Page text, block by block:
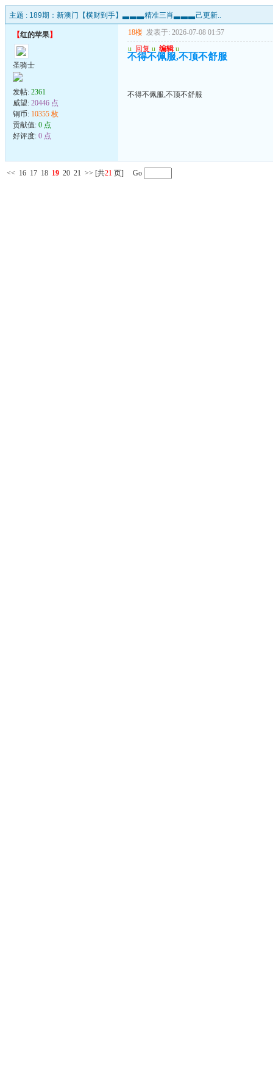
主题 : 189期：新澳门【横财到手】▃▃▃精准三肖▃▃▃己更新..
【红的苹果】
圣骑士
发帖: 2361
威望: 20446 点
铜币: 10355 枚
贡献值: 0 点
好评度: 0 点
18楼 发表于: 2026-07-08 01:57
u 回复 u 编辑 u
不得不佩服,不顶不舒服
不得不佩服,不顶不舒服
<< 16 17 18 19 20 21 >> [共21 页] Go